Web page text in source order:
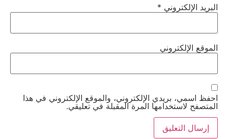
البريد الإلكتروني *
الموقع الإلكتروني
احفظ اسمي، بريدي الإلكتروني، والموقع الإلكتروني في هذا
المتصفح لاستخدامها المرة المقبلة في تعليقي.